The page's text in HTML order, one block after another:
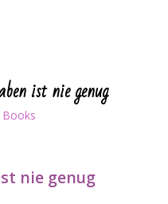
ist nie genug
nie genug